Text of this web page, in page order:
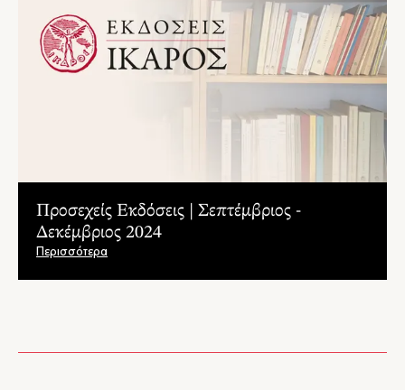
Προσεχείς Εκδόσεις | Σεπτέμβριος -
Δεκέμβριος 2024
Περισσότερα